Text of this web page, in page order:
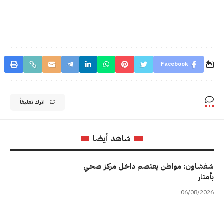
Facebook
اترك تعليقاً
شاهد أيضا
شفشاون: مواطن يعتصم داخل مركز صحي
بأمتار
06/08/2026